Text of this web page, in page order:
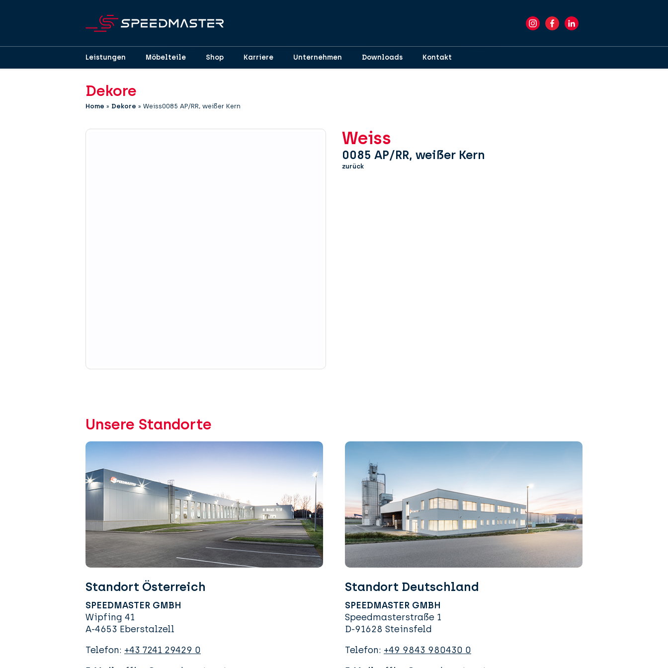
Leistungen Möbelteile Shop Karriere Unternehmen Downloads Kontakt
Dekore
Home » Dekore » Weiss0085 AP/RR, weißer Kern
Weiss
0085 AP/RR, weißer Kern
zurück
Unsere Standorte
Standort Österreich
SPEEDMASTER GMBH
Wipfing 41
A-4653 Eberstalzell
Telefon: +43 7241 29429 0
Standort Deutschland
SPEEDMASTER GMBH
Speedmasterstraße 1
D-91628 Steinsfeld
Telefon: +49 9843 980430 0